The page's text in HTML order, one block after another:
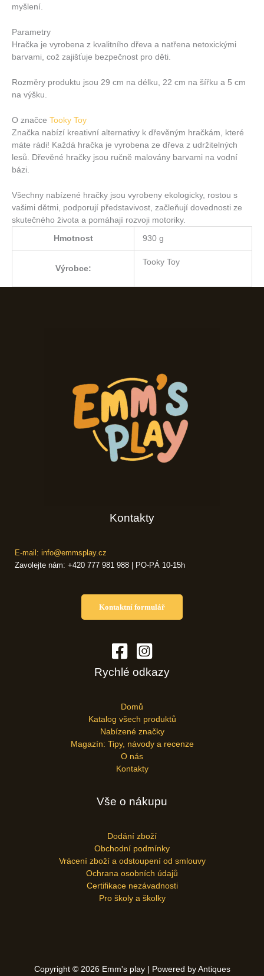
myšlení.
Parametry
Hračka je vyrobena z kvalitního dřeva a natřena netoxickými
barvami, což zajišťuje bezpečnost pro děti.
Rozměry produktu jsou 29 cm na délku, 22 cm na šířku a 5 cm
na výšku.
O značce Tooky Toy
Značka nabízí kreativní alternativy k dřevěným hračkám, které
máte rádi! Každá hračka je vyrobena ze dřeva z udržitelných
lesů. Dřevěné hračky jsou ručně malovány barvami na vodní
bázi.
Všechny nabízené hračky jsou vyrobeny ekologicky, rostou s
vašimi dětmi, podporují představivost, začleňují dovednosti ze
skutečného života a pomáhají rozvoji motoriky.
Hmotnost 930 g
Výrobce:
Tooky Toy
Kontakty
E-mail: info@emmsplay.cz
Zavolejte nám: +420 777 981 988 | PO-PÁ 10-15h
Kontaktní formulář
Rychlé odkazy
Domů
Katalog všech produktů
Nabízené značky
Magazín: Tipy, návody a recenze
O nás
Kontakty
Vše o nákupu
Dodání zboží
Obchodní podmínky
Vrácení zboží a odstoupení od smlouvy
Ochrana osobních údajů
Certifikace nezávadnosti
Pro školy a školky
Copyright © 2026 Emm's play | Powered by Antiques